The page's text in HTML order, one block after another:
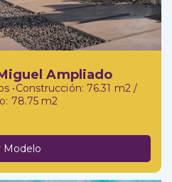
Ampliado
•Construcción: 76.31 m2 /
78.75 m2
Modelo